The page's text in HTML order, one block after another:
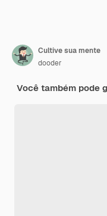
Cultive sua mente
dooder
Você também pode